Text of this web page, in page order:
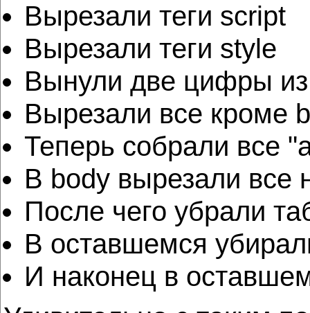
Вырезали теги script
Вырезали теги style
Вынули две цифры
Вырезали все кроме
Теперь собрали все
В body вырезали все
После чего убрали
В оставшемся
И наконец в